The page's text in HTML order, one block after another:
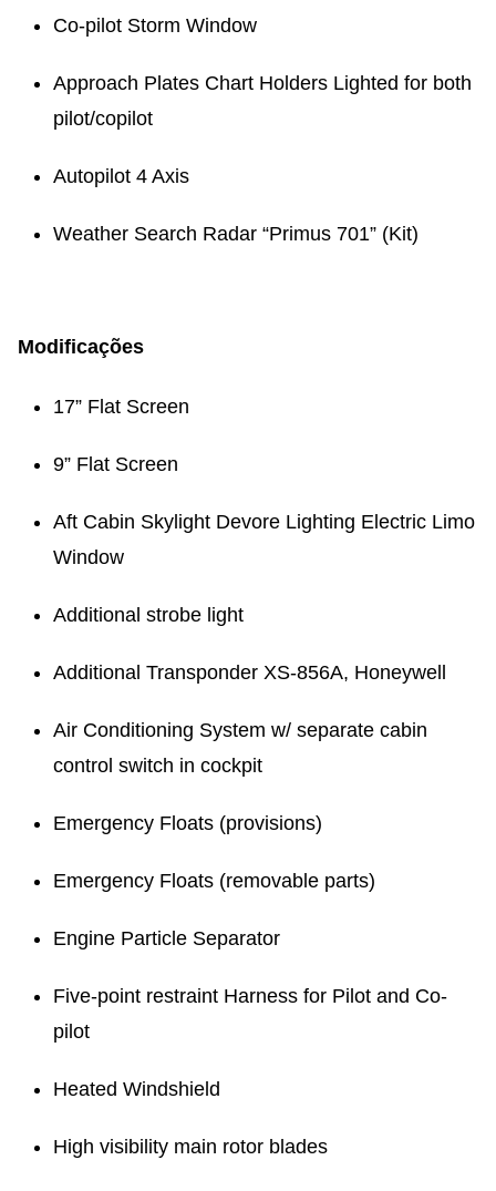
Co-pilot Storm Window
Approach Plates Chart Holders Lighted for both
pilot/copilot
Autopilot 4 Axis
Weather Search Radar “Primus 701” (Kit)
Modificações
17” Flat Screen
9” Flat Screen
Aft Cabin Skylight Devore Lighting Electric Limo
Window
Additional strobe light
Additional Transponder XS-856A, Honeywell
Air Conditioning System w/ separate cabin
control switch in cockpit
Emergency Floats (provisions)
Emergency Floats (removable parts)
Engine Particle Separator
Five-point restraint Harness for Pilot and Co-
pilot
Heated Windshield
High visibility main rotor blades